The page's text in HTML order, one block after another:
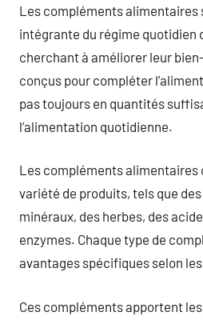
Les compléments alimentaires
intégrante du régime quotidien
cherchant à améliorer leur
conçus pour compléter
pas toujours en quantités
l’alimentation quotidienne.
Les compléments alimentaires
variété de produits, tels que
minéraux, des herbes, des
enzymes. Chaque type de
avantages spécifiques selon
Ces compléments apportent